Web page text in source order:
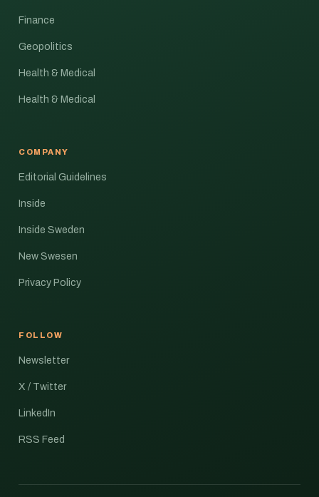
Finance
Geopolitics
Health & Medical
Health & Medical
COMPANY
Editorial Guidelines
Inside
Inside Sweden
New Swesen
Privacy Policy
FOLLOW
Newsletter
X / Twitter
LinkedIn
RSS Feed